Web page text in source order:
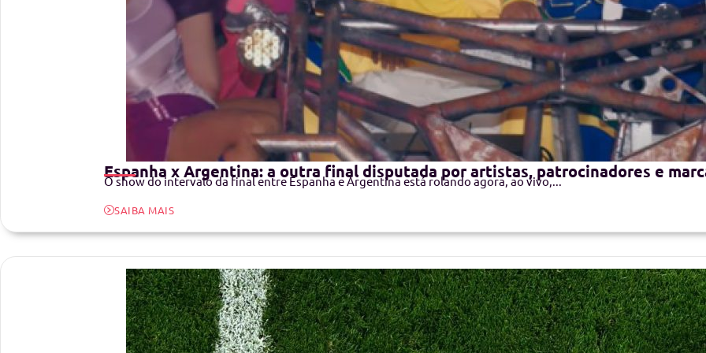
Espanha x Argentina: a outra final disputada por artistas, patrocinadores e
O show do intervalo da final entre Espanha e Argentina está rolando agora, ao vivo,...
SAIBA MAIS